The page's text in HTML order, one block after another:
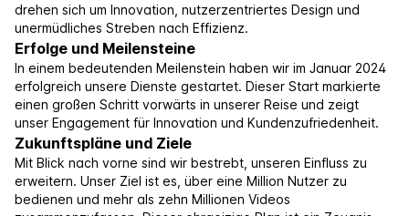
drehen sich um Innovation, nutzerzentriertes Design und
unermüdliches Streben nach Effizienz.
Erfolge und Meilensteine
In einem bedeutenden Meilenstein haben wir im Januar 2024
erfolgreich unsere Dienste gestartet. Dieser Start markierte
einen großen Schritt vorwärts in unserer Reise und zeigt
unser Engagement für Innovation und Kundenzufriedenheit.
Zukunftspläne und Ziele
Mit Blick nach vorne sind wir bestrebt, unseren Einfluss zu
erweitern. Unser Ziel ist es, über eine Million Nutzer zu
bedienen und mehr als zehn Millionen Videos